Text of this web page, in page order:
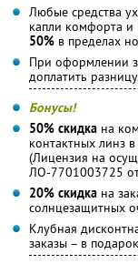
Любые средства
капли комфорта и
50% в пределах
При оформлении
доплатить
Бонусы!
50% скидка на
контактных линз
(Лицензия на
ЛО-7701003725
20% скидка на
солнцезащитных
Клубная
заказы – в